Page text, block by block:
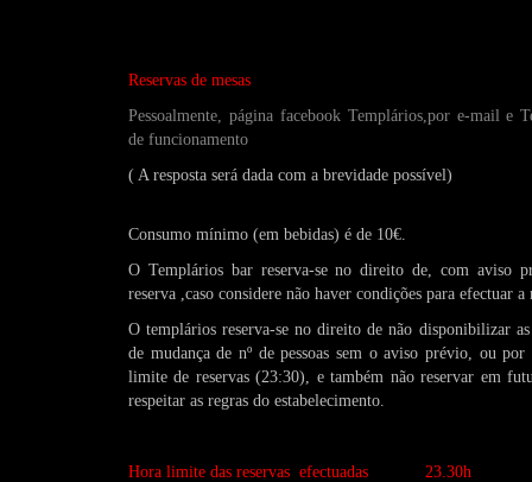
Reservas de mesas
Pessoalmente, página facebook Templários,por e-mail e
de funcionamento
( A resposta será dada com a brevidade possível)
Consumo mínimo (em bebidas) é de 10€.
O Templários bar reserva-se no direito de, com aviso
reserva ,caso considere não haver condições para efectuar a
O templários reserva-se no direito de não disponibilizar as
de mudança de nº de pessoas sem o aviso prévio, ou
limite de reservas (23:30), e também não reservar em
respeitar as regras do estabelecimento.
Hora limite das reservas efectuadas 23.30h